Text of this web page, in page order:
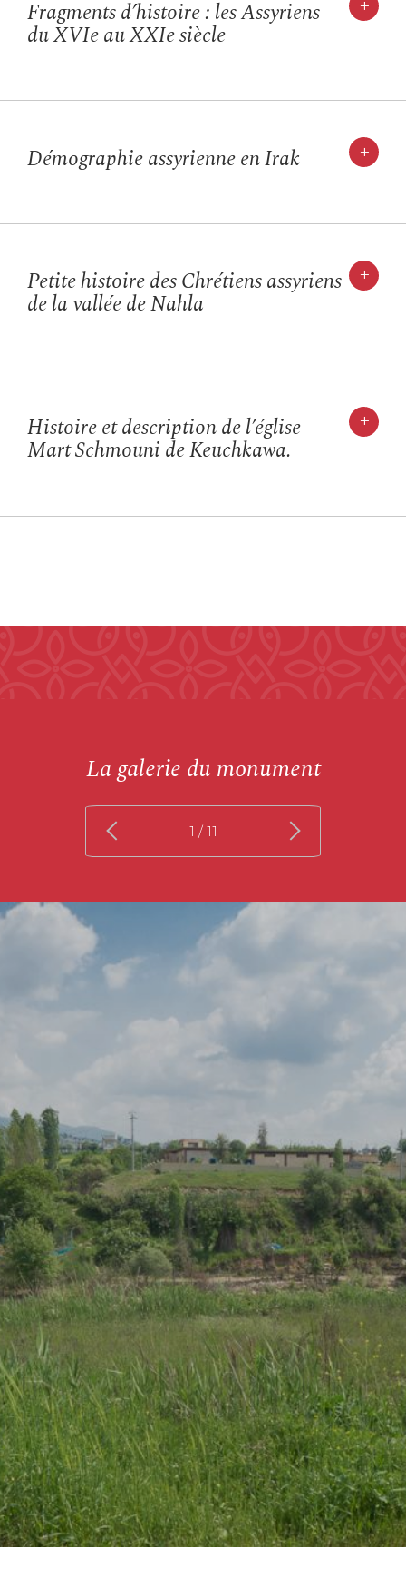
+
Fragments d’histoire : les Assyriens
du XVIe au XXIe siècle
+
Démographie assyrienne en Irak
+
Petite histoire des Chrétiens assyriens
de la vallée de Nahla
+
Histoire et description de l’église
Mart Schmouni de Keuchkawa.
La galerie du monument
1 / 11